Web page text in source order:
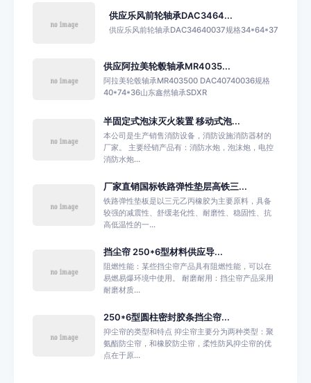
供应乐风前轮轴承DAC3464...
供应乐风前轮轴承DAC34640037规格34*64*37
供应阿拉美轮毂轴承MR4035...
阿拉美轮毂轴承MR403500 DAC40740036规格
40*74*36山东鑫然轴承SDXR
半固定式泡沫灭火装置 移动式泡...
本公司是生产销售消防设备，消防设施消防器材的
厂家。 主要经销产品有：消防水炮，泡沫炮，电控
消防水炮...
厂家直销国标铁路弹性垫层高铁三...
铁路弹性垫板是以三元乙丙橡胶为主要原料，具备
较强的减震性、舒缓老化性、耐磨性、稳固性、抗
高低温性的一...
挡尘帘 250*6型材料供应导...
阻燃性能：某些挡尘帘产品具有阻燃性能，可以在
易燃易爆环境中使用。 耐磨耐用：挡尘帘产品采用
耐磨材质...
250*6型圆柱密封胶条挡尘帘...
抑尘帘的类型和特点 抑尘帘主要分为两种类型：聚
氨酯防尘帘，和橡胶防尘帘，柔性防风抑尘帘的优
点在于原...